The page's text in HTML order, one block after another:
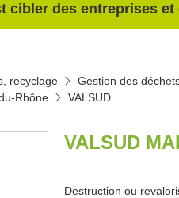
cibler des entreprises
recyclage
Gestion des
Rhône
VALSUD
VALSUD
Destruction ou